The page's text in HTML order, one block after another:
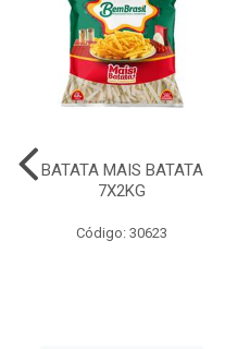
BATATA MAIS BATATA
7X2KG
Código: 30623